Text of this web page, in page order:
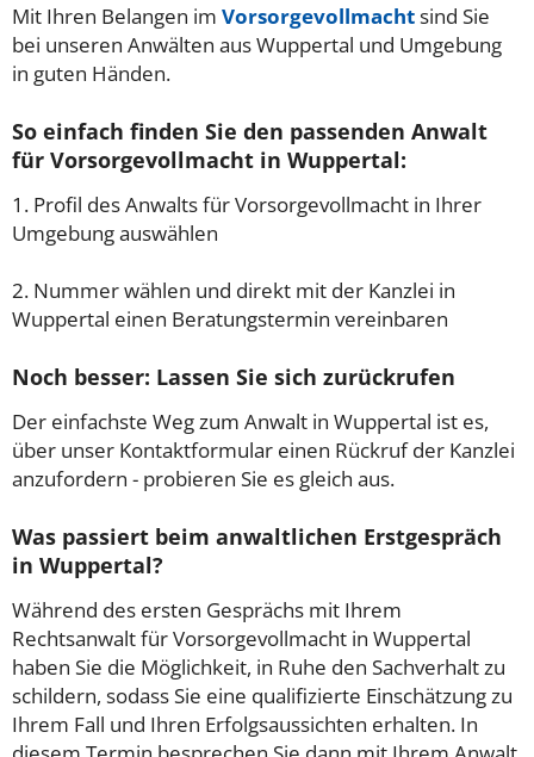
Mit Ihren Belangen im Vorsorgevollmachtsind Sie
bei unseren Anwälten aus Wuppertal und Umgebung
in guten Händen.
So einfach finden Sie den passenden Anwalt
für Vorsorgevollmacht in Wuppertal:
1. Profil des Anwalts für Vorsorgevollmacht in Ihrer
Umgebung auswählen
2. Nummer wählen und direkt mit der Kanzlei in
Wuppertal einen Beratungstermin vereinbaren
Noch besser: Lassen Sie sich zurückrufen
Der einfachste Weg zum Anwalt in Wuppertal ist es,
über unser Kontaktformular einen Rückruf der Kanzlei
anzufordern - probieren Sie es gleich aus.
Was passiert beim anwaltlichen Erstgespräch
in Wuppertal?
Während des ersten Gesprächs mit Ihrem
Rechtsanwalt für Vorsorgevollmacht in Wuppertal
haben Sie die Möglichkeit, in Ruhe den Sachverhalt zu
schildern, sodass Sie eine qualifizierte Einschätzung zu
Ihrem Fall und Ihren Erfolgsaussichten erhalten. In